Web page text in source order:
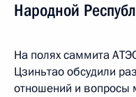
Народной
На полях саммита
Цзиньтао обсудили
отношений и вопросы